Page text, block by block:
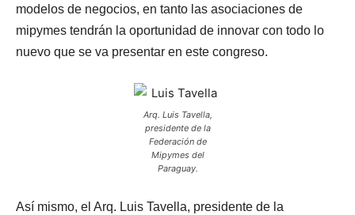
modelos de negocios, en tanto las asociaciones de
mipymes tendrán la oportunidad de innovar con todo lo
nuevo que se va presentar en este congreso.
Arq. Luis Tavella,
presidente de la
Federación de
Mipymes del
Paraguay.
Así mismo, el Arq. Luis Tavella, presidente de la